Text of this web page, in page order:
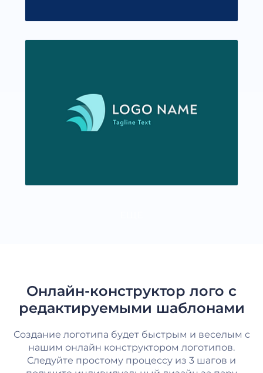
Онлайн-конструктор лого с
редактируемыми шаблонами
Создание логотипа будет быстрым и веселым с
нашим онлайн конструктором логотипов.
Следуйте простому процессу из 3 шагов и